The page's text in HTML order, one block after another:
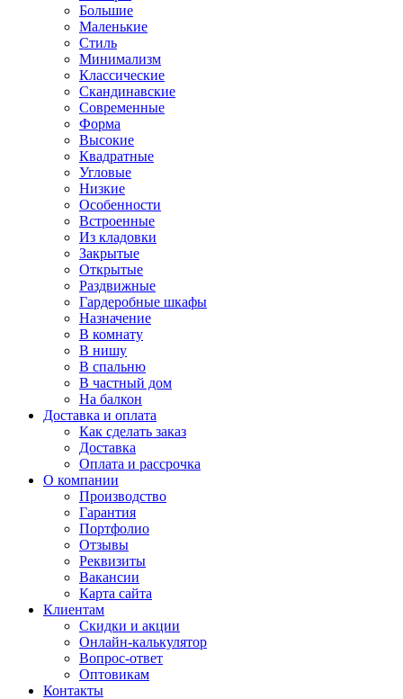
Большие
Маленькие
Стиль
Минимализм
Классические
Скандинавские
Современные
Форма
Высокие
Квадратные
Угловые
Низкие
Особенности
Встроенные
Из кладовки
Закрытые
Открытые
Раздвижные
Гардеробные шкафы
Назначение
В комнату
В нишу
В спальню
В частный дом
На балкон
Доставка и оплата
Как сделать заказ
Доставка
Оплата и рассрочка
О компании
Производство
Гарантия
Портфолио
Отзывы
Реквизиты
Вакансии
Карта сайта
Клиентам
Скидки и акции
Онлайн-калькулятор
Вопрос-ответ
Оптовикам
Контакты